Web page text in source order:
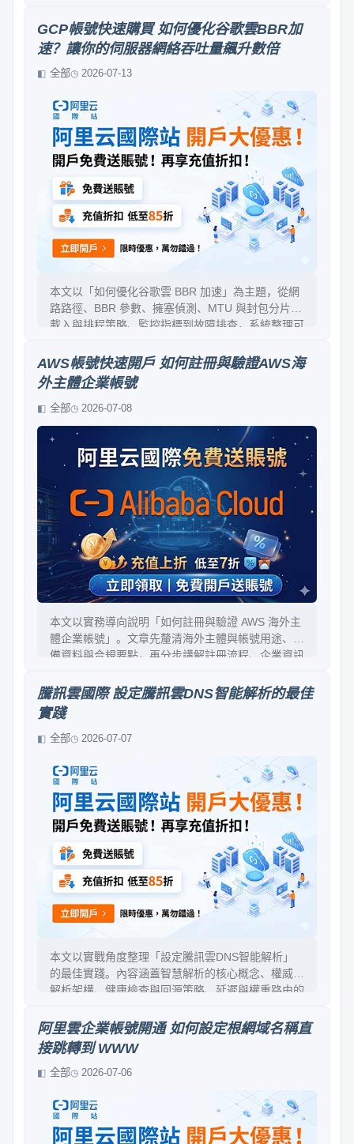
Cookie、國際站授權流程、客戶端版本與配置、賬
號權限與安全策略。最後給出可操作的解法與驗證步
驟，幫你快速恢復登入。
GCP帳號快速購買 如何優化谷歌雲BBR加
速？讓你的伺服器網絡吞吐量飆升數倍
全部 2026-07-13
本文以「如何優化谷歌雲 BBR 加速」為主題，從網
路路徑、BBR 參數、擁塞偵測、MTU 與封包分片、
載入與排程策略、監控指標到故障排查，系統整理可
傳率評估成效，並避免常見的錯誤設定。文章偏實
務、易理解，讓伺服器網路更穩、更快。
AWS帳號快速開戶 如何註冊與驗證AWS海
外主體企業帳號
全部 2026-07-08
本文以實務導向說明「如何註冊與驗證 AWS 海外主
體企業帳號」。文章先釐清海外主體與帳號用途、準
備資料與合規要點，再分步講解註冊流程、企業資訊
的驗證失敗原因。最後提供提交後的跟進策略、文件
整理清單與替代方案，幫助你在可控風險下完成驗證
並順利啟用服務。
騰訊雲國際 設定騰訊雲DNS智能解析的最佳
實踐
全部 2026-07-07
本文以實戰角度整理「設定騰訊雲DNS智能解析」
的最佳實踐。內容涵蓋智慧解析的核心概念、權威與
解析架構、健康檢查與回源策略、延遲與權重路由的
與快取的平衡、故障切換演練與監控告警，以及常見
配置錯誤的排查思路。目標是讓你能在可控風險下快
速上線並長期運維。
阿里雲企業帳號開通 如何設定根網域名稱直
接跳轉到 WWW
全部 2026-07-06